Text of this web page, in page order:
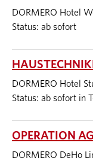
DORMERO Hotel
Status: ab sofort
DORMERO Hotel
Status: ab sofort in
OPERATION
DORMERO DeHo